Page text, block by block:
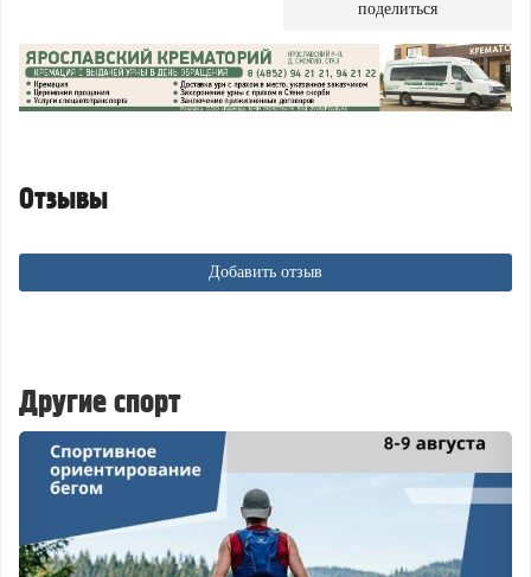
поделиться
Отзывы
Добавить отзыв
Другие спорт